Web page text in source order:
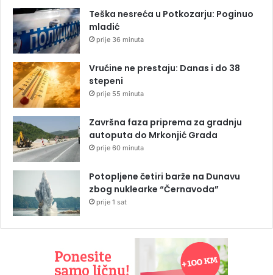
Teška nesreća u Potkozarju: Poginuo
mladić
prije 36 minuta
Vrućine ne prestaju: Danas i do 38
stepeni
prije 55 minuta
Završna faza priprema za gradnju
autoputa do Mrkonjić Grada
prije 60 minuta
Potopljene četiri barže na Dunavu
zbog nuklearke “Černavoda”
prije 1 sat